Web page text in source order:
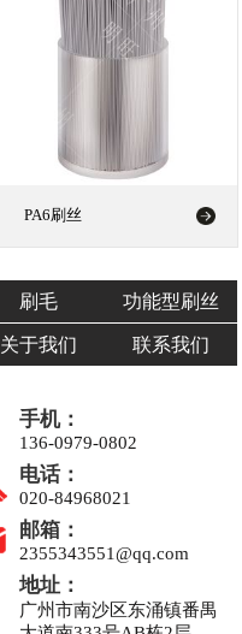
PA6刷丝
刷毛 功能型刷丝
关于我们 联系我们
手机：
136-0979-0802
电话：
020-84968021
邮箱：
2355343551@qq.com
地址：
广州市南沙区东涌镇番禺